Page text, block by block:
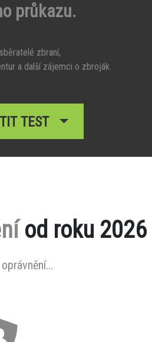
průkazu.
zbraní,
a další zájemci o zbroják.
TEST
od roku 2026